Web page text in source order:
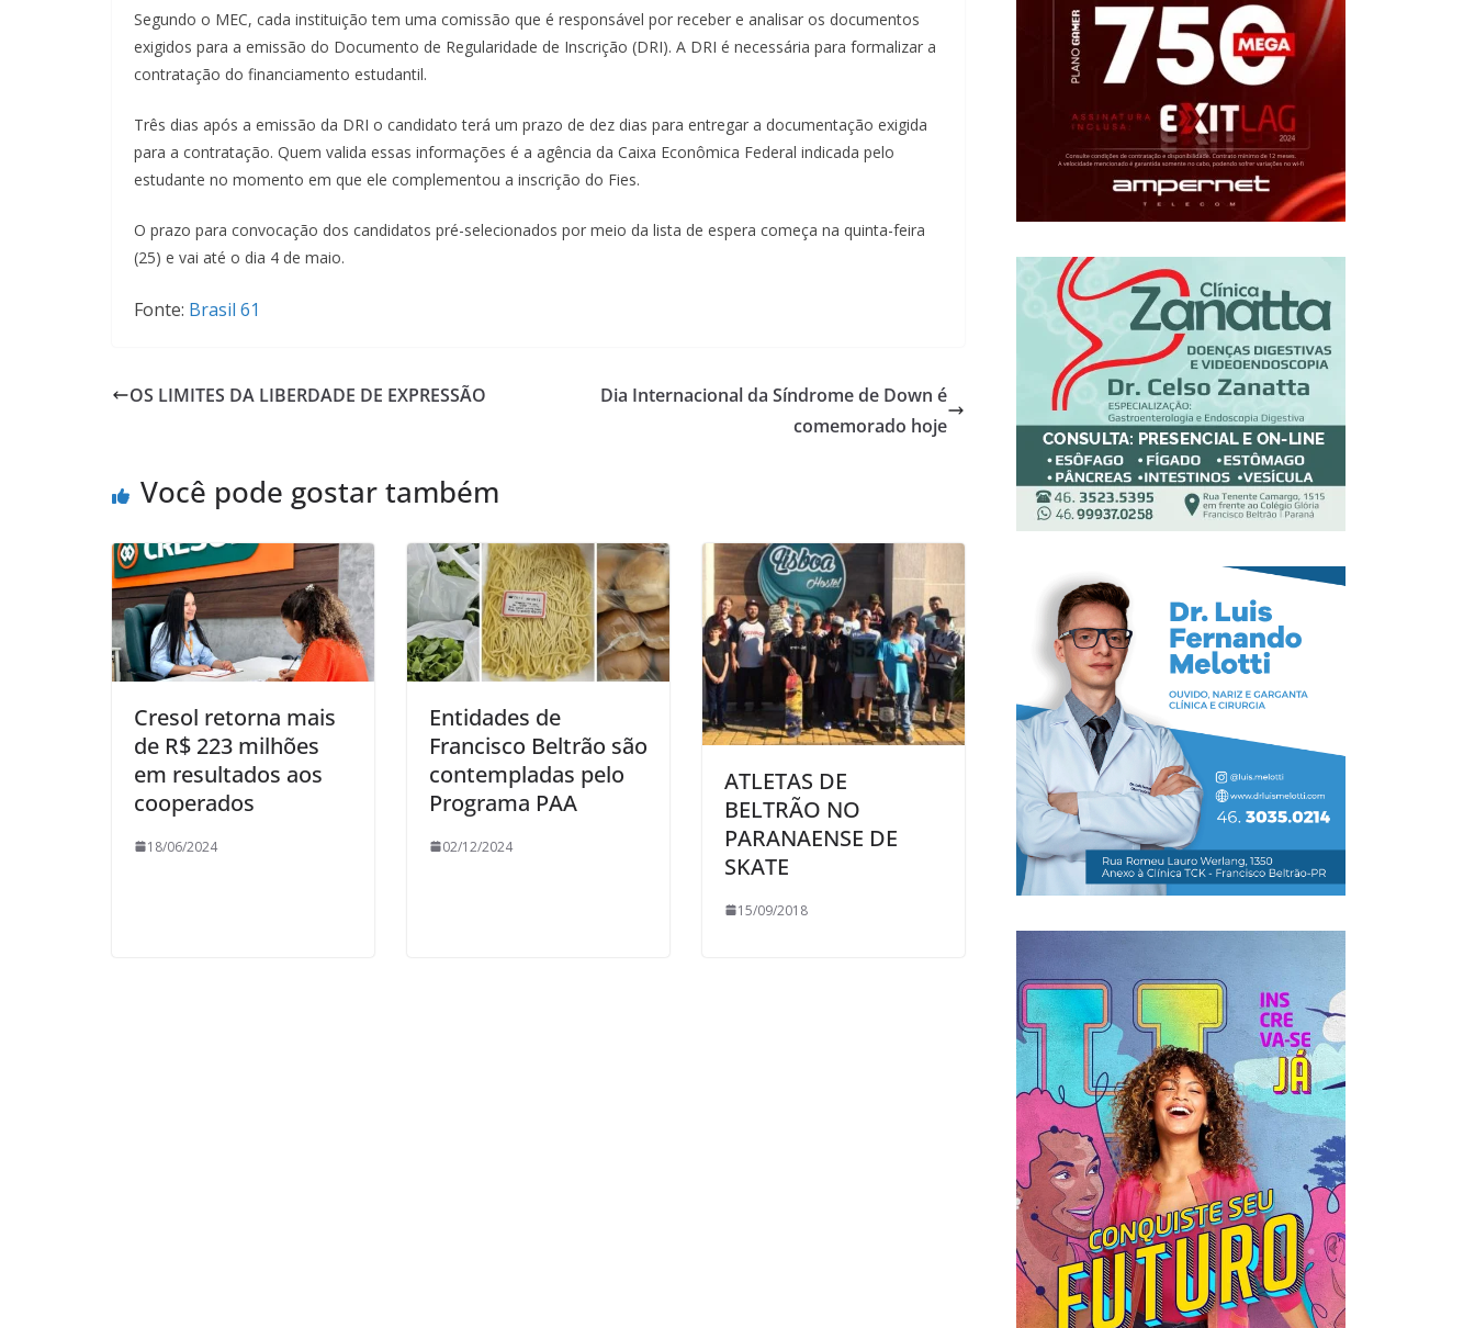
Segundo o MEC, cada instituição tem uma comissão que é responsável por receber e analisar os documentos
exigidos para a emissão do Documento de Regularidade de Inscrição (DRI). A DRI é necessária para formalizar a
contratação do financiamento estudantil.
Três dias após a emissão da DRI o candidato terá um prazo de dez dias para entregar a documentação exigida
para a contratação. Quem valida essas informações é a agência da Caixa Econômica Federal indicada pelo
estudante no momento em que ele complementou a inscrição do Fies.
O prazo para convocação dos candidatos pré-selecionados por meio da lista de espera começa na quinta-feira
(25) e vai até o dia 4 de maio.
Fonte: Brasil 61
OS LIMITES DA LIBERDADE DE EXPRESSÃO
Dia Internacional da Síndrome de Down é
comemorado hoje
Você pode gostar também
Cresol retorna mais
de R$ 223 milhões
em resultados aos
cooperados
18/06/2024
Entidades de
Francisco Beltrão são
contempladas pelo
Programa PAA
02/12/2024
ATLETAS DE
BELTRÃO NO
PARANAENSE DE
SKATE
15/09/2018